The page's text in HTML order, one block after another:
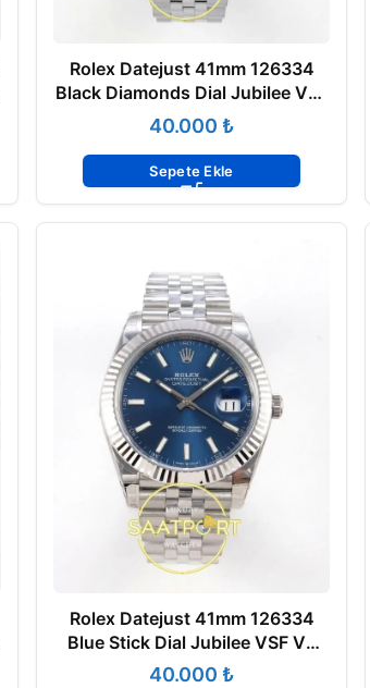
Rolex Datejust 41mm 126334
Black Diamonds Dial Jubilee VSF
V3 Eta Saat₺
Sepete Ekle
Rolex Datejust 41mm 126334
Blue Stick Dial Jubilee VSF V3
Eta Saat₺